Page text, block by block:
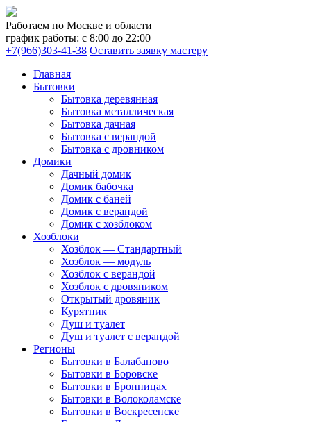
Работаем по Москве и области
график работы: с 8:00 до 22:00
+7(966)303-41-38 Оставить заявку мастеру
Главная
Бытовки
Бытовка деревянная
Бытовка металлическая
Бытовка дачная
Бытовка с верандой
Бытовка с дровником
Домики
Дачный домик
Домик бабочка
Домик с баней
Домик с верандой
Домик с хозблоком
Хозблоки
Хозблок — Стандартный
Хозблок — модуль
Хозблок с верандой
Хозблок с дровяником
Открытый дровяник
Курятник
Душ и туалет
Душ и туалет с верандой
Регионы
Бытовки в Балабаново
Бытовки в Боровске
Бытовки в Бронницах
Бытовки в Волоколамске
Бытовки в Воскресенске